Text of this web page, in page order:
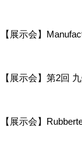
【展示会】
【展示会】第2回
【展示会】